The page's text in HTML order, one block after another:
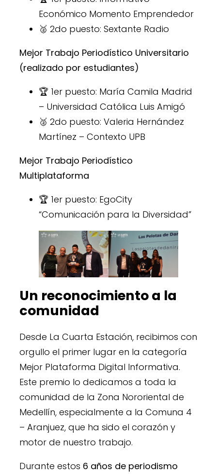
Económico Momento Emprendedor
🥈 2do puesto: Sextante Radio
Mejor Trabajo Periodístico Universitario
(realizado por estudiantes)
🏆 1er puesto: María Camila Madrid
– Universidad Católica Luis Amigó
🥈 2do puesto: Valeria Hernández
Martínez – Contexto UPB
Mejor Trabajo Periodístico
Multiplataforma
🏆 1er puesto: EgoCity
“Comunicación para la Diversidad”
Un reconocimiento a la
comunidad
Desde La Cuarta Estación, recibimos con
orgullo el primer lugar en la categoría
Mejor Plataforma Digital Informativa.
Este premio lo dedicamos a toda la
comunidad de la Zona Nororiental de
Medellín, especialmente a la Comuna 4
– Aranjuez, que ha sido el corazón y
motor de nuestro trabajo.
Durante estos 6 años de periodismo